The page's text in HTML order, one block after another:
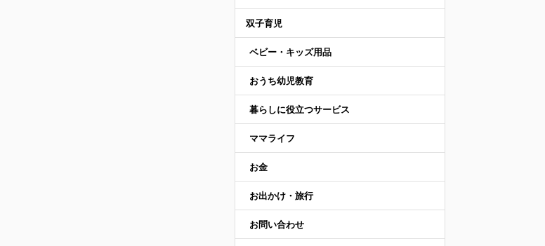
双子育児
ベビー・キッズ用品
おうち幼児教育
暮らしに役立つサービス
ママライフ
お金
お出かけ・旅行
お問い合わせ